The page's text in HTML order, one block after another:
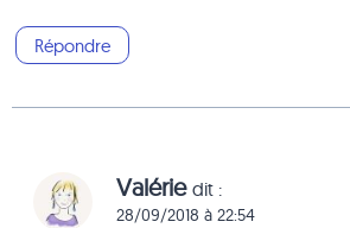
Répondre
Valérie dit :
28/09/2018 à 22:54